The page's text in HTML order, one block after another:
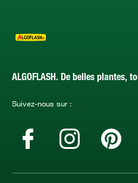
ALGOFLASH. De belles plantes,
Suivez-nous sur :